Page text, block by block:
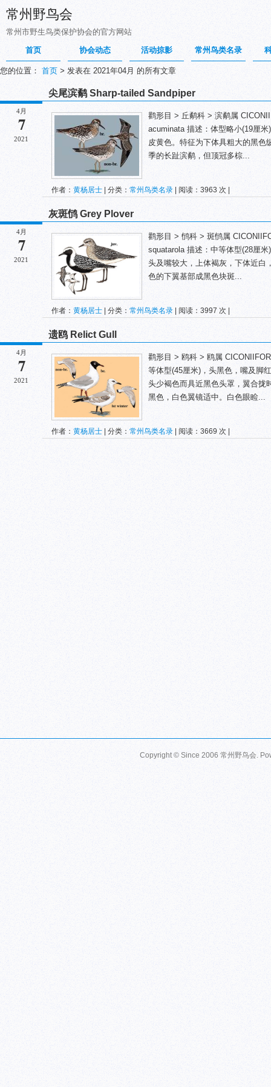
常州野鸟会
常州市野生鸟类保护协会的官方网站
首页
协会动态 活动掠影 常州鸟类名录
您的位置： 首页 > 发表在 2021年04月 的所有文章
4月
7
2021
尖尾滨鹬 Sharp-tailed Sandpiper
鹳形目 > 丘鹬科 > 滨鹬属
acuminata 描述：体型略小(19厘
皮黄色。特征为下体具粗大的黑色
季的长趾滨鹬，但顶冠多棕...
作者： 黄杨居士 | 分类： 常州鸟类名录 | 阅读：3963 次 |
4月
7
2021
灰斑鸻 Grey Plover
鹳形目 > 鸻科 > 斑鸻属
squatarola 描述：中等体型(28厘
头及嘴较大，上体褐灰，下体近白
色的下翼基部成黑色块斑...
作者： 黄杨居士 | 分类： 常州鸟类名录 | 阅读：3997 次 |
4月
7
2021
遗鸥 Relict Gull
鹳形目 > 鸥科 > 鸥属
等体型(45厘米)，头黑色，嘴及脚
头少褐色而具近黑色头罩，翼合拢
黑色，白色翼镜适中。白色眼睑...
作者： 黄杨居士 | 分类： 常州鸟类名录 | 阅读：3669 次 |
Copyright © Since 2006 常州野鸟会.